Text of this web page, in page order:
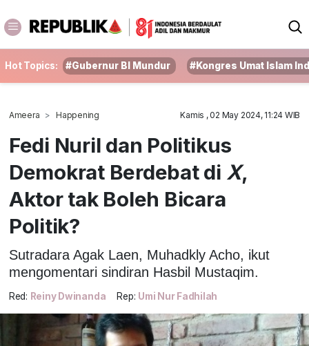
Hot Topics: #Gubernur BI Mundur #Kongres Umat Islam
Ameera Happening Kamis , 02 May 2024, 11:24 WIB
Fedi Nuril dan Politikus
Demokrat Berdebat di X,
Aktor tak Boleh Bicara
Politik?
Sutradara Agak Laen, Muhadkly Acho, ikut
mengomentari sindiran Hasbil Mustaqim.
Red: Reiny Dwinanda Rep: Umi Nur Fadhilah